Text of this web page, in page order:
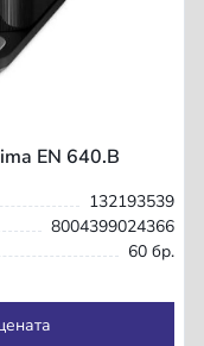
EN 640.B
132193539
8004399024366
60 бр.